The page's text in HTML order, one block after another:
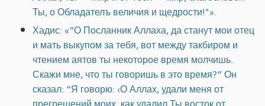
Ты, о Обладателъ величия и щедрости!"».
Хадис: «“О Посланник Аллаха, да станут мои отец
и мать выкупом за тебя, вот между такбиром и
чтением аятов ты некоторое время молчишь.
Скажи мне, что ты говоришь в это время?” Он
сказал: “Я говорю: ‹О Аллах, удали меня от